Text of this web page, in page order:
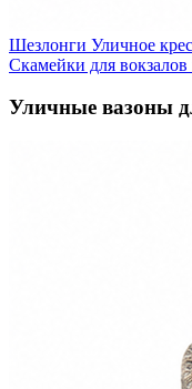
Шезлонги Уличное
Скамейки для
Уличные вазоны